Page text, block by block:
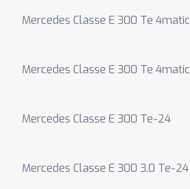
Mercedes Classe E 300 Te 4matic
Mercedes Classe E 300 Te 4matic
Mercedes Classe E 300 Te-24
Mercedes Classe E 300 3.0 Te-24